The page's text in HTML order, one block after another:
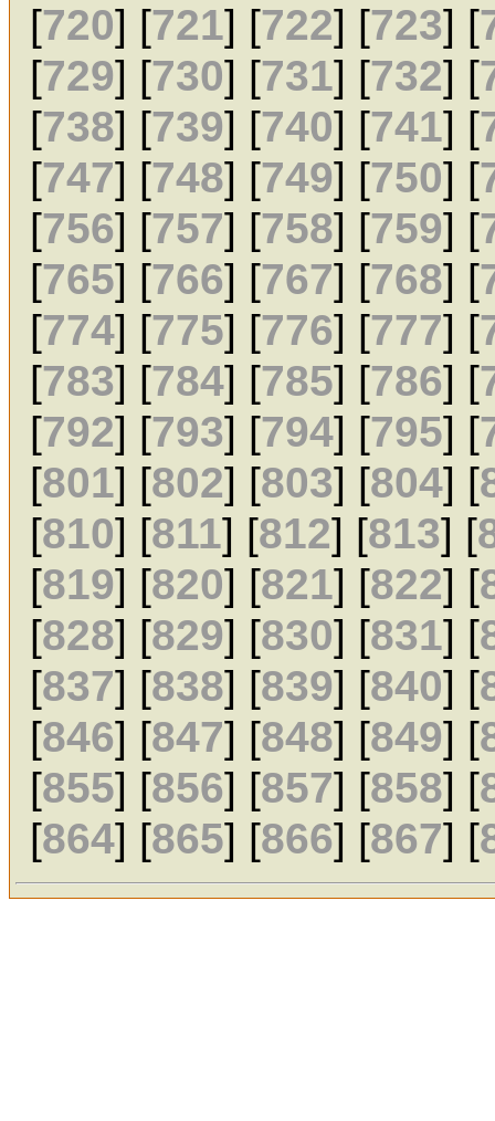
[720] [721] [722] [723] [
[729] [730] [731] [732] [
[738] [739] [740] [741] [
[747] [748] [749] [750] [
[756] [757] [758] [759] [
[765] [766] [767] [768] [
[774] [775] [776] [777] [
[783] [784] [785] [786] [
[792] [793] [794] [795] [
[801] [802] [803] [804] [
[810] [811] [812] [813] [
[819] [820] [821] [822] [
[828] [829] [830] [831] [
[837] [838] [839] [840] [
[846] [847] [848] [849] [
[855] [856] [857] [858] [
[864] [865] [866] [867] [